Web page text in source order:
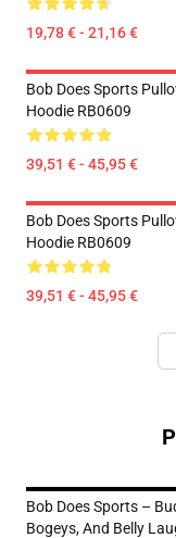
19,78 € - 21,16 €
Bob Does Sports
Hoodie RB0609
39,51 € - 45,95 €
Bob Does Sports
Hoodie RB0609
39,51 € - 45,95 €
Bob Does Sports –
Bogeys, And Belly